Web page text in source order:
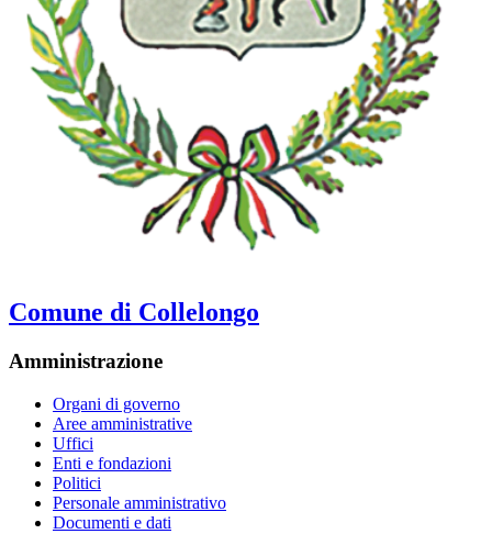
Comune di Collelongo
Amministrazione
Organi di governo
Aree amministrative
Uffici
Enti e fondazioni
Politici
Personale amministrativo
Documenti e dati